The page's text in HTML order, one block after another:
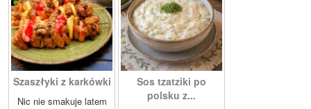
Szaszłyki z karkówki
Nic nie smakuje latem
Sos tzatziki po
polsku z...